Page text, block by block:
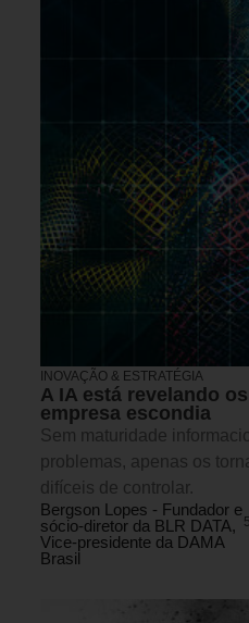
INOVAÇÃO & ESTRATÉGIA
A IA está revelando
empresa escondia
Sem maturidade
problemas, apenas os
difíceis de controlar.
Bergson Lopes - Fundador e
sócio-diretor da BLR DATA,
Vice-presidente da DAMA
Brasil